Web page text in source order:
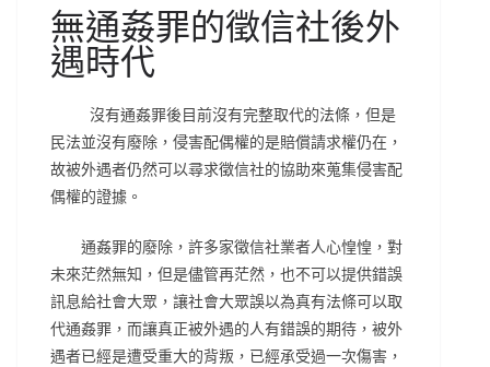
無通姦罪的徵信社後外
遇時代
沒有通姦罪後目前沒有完整取代的法條，但是
民法並沒有廢除，侵害配偶權的是賠償請求權仍在，
故被外遇者仍然可以尋求徵信社的協助來蒐集侵害配
偶權的證據。
通姦罪的廢除，許多家徵信社業者人心惶惶，對
未來茫然無知，但是儘管再茫然，也不可以提供錯誤
訊息給社會大眾，讓社會大眾誤以為真有法條可以取
代通姦罪，而讓真正被外遇的人有錯誤的期待，被外
遇者已經是遭受重大的背叛，已經承受過一次傷害，